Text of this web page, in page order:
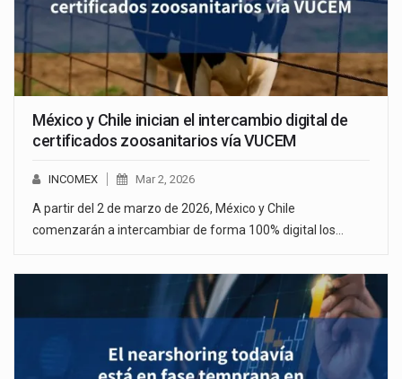
México y Chile inician el intercambio digital de
certificados zoosanitarios vía VUCEM
INCOMEX Mar 2, 2026
A partir del 2 de marzo de 2026, México y Chile
comenzarán a intercambiar de forma 100% digital los…